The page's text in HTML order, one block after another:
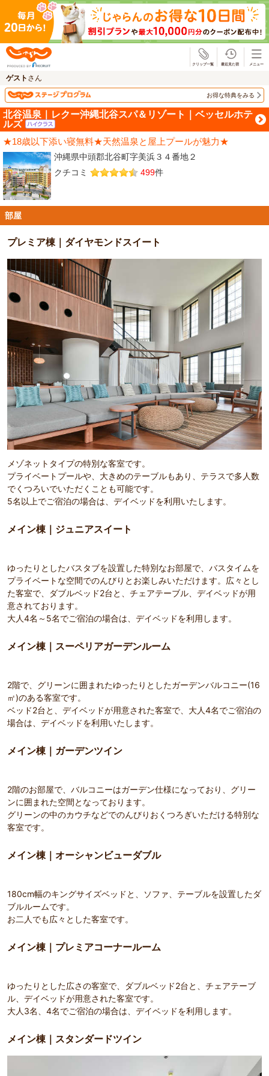
ゲスト さん
お得な特典をみる
北谷温泉｜レクー沖縄北谷スパ＆リゾート｜ベッセルホテ
ルズ
★18歳以下添い寝無料★天然温泉と屋上プールが魅力★
沖縄県中頭郡北谷町字美浜３４番地２
クチコミ
499件
部屋
プレミア棟｜ダイヤモンドスイート
メゾネットタイプの特別な客室です。
プライベートプールや、大きめのテーブルもあり、テラスで多人数
でくつろいでいただくことも可能です。
5名以上でご宿泊の場合は、デイベッドを利用いたします。
メイン棟｜ジュニアスイート
ゆったりとしたバスタブを設置した特別なお部屋で、バスタイムを
プライベートな空間でのんびりとお楽しみいただけます。広々とし
た客室で、ダブルベッド2台と、チェアテーブル、デイベッドが用
意されております。
大人4名～5名でご宿泊の場合は、デイベッドを利用します。
メイン棟｜スーペリアガーデンルーム
2階で、グリーンに囲まれたゆったりとしたガーデンバルコニー(16
㎡)のある客室です。
ベッド2台と、デイベッドが用意された客室で、大人4名でご宿泊の
場合は、デイベッドを利用いたします。
メイン棟｜ガーデンツイン
2階のお部屋で、バルコニーはガーデン仕様になっており、グリー
ンに囲まれた空間となっております。
グリーンの中のカウチなどでのんびりおくつろぎいただける特別な
客室です。
メイン棟｜オーシャンビューダブル
180cm幅のキングサイズベッドと、ソファ、テーブルを設置したダ
ブルルームです。
お二人でも広々とした客室です。
メイン棟｜プレミアコーナールーム
ゆったりとした広さの客室で、ダブルベッド2台と、チェアテーブ
ル、デイベッドが用意された客室です。
大人3名、4名でご宿泊の場合は、デイベッドを利用します。
メイン棟｜スタンダードツイン